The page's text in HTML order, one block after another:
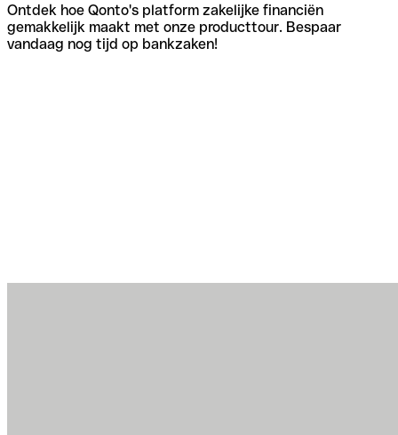
Ontdek hoe Qonto's platform zakelijke financiën
gemakkelijk maakt met onze producttour. Bespaar
vandaag nog tijd op bankzaken!